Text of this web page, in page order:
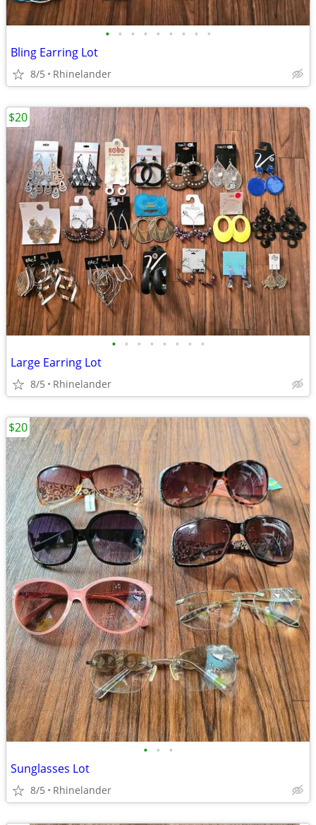
• • • • • • • • •
Bling Earring Lot
8/5 Rhinelander
• • • • • • • •
Large Earring Lot
8/5 Rhinelander
$20
• • •
Sunglasses Lot
8/5 Rhinelander
$20